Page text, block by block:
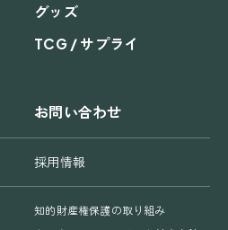
グッズ
TCG / サプライ
お問い合わせ
採用情報
知的財産権保護の取り組み